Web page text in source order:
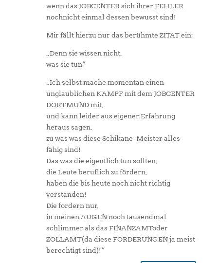
wenn das JOBCENTER sich ihrer FEHLER
nochnicht einmal dessen bewusst sind!
Mir fällt hierzu nur das berühmte ZITAT ein:
„Denn sie wissen nicht,
was sie tun“
„Ich selbst mache momentan einen
unglaublichen KAMPF mit dem JOBCENTER
DORTMUND mit,
und kann leider aus eigener Erfahrung
heraus sagen,
zu was was diese Schikane–Meister alles
fähig sind!
Das was die eigentlich tun sollten,
die Leute beruflich zu fördern,
haben die bis heute noch nicht richtig
verstanden!
Die fordern nur,
in meinen AUGEN noch tausendmal
schlimmer als das FINANZAMToder
ZOLLAMT(da diese FORDERUNGEN ja meist
berechtigt sind)!“